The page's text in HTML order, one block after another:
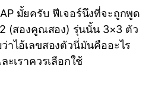
มั้ยครับ ฟีเจอร์นึงที่จะถูกพูด
(สองคูณสอง) รุ่นนั้น 3×3 ตัว
าไอ้เลขสองตัวนี่มันคืออะไร
ะเราควรเลือกใช้